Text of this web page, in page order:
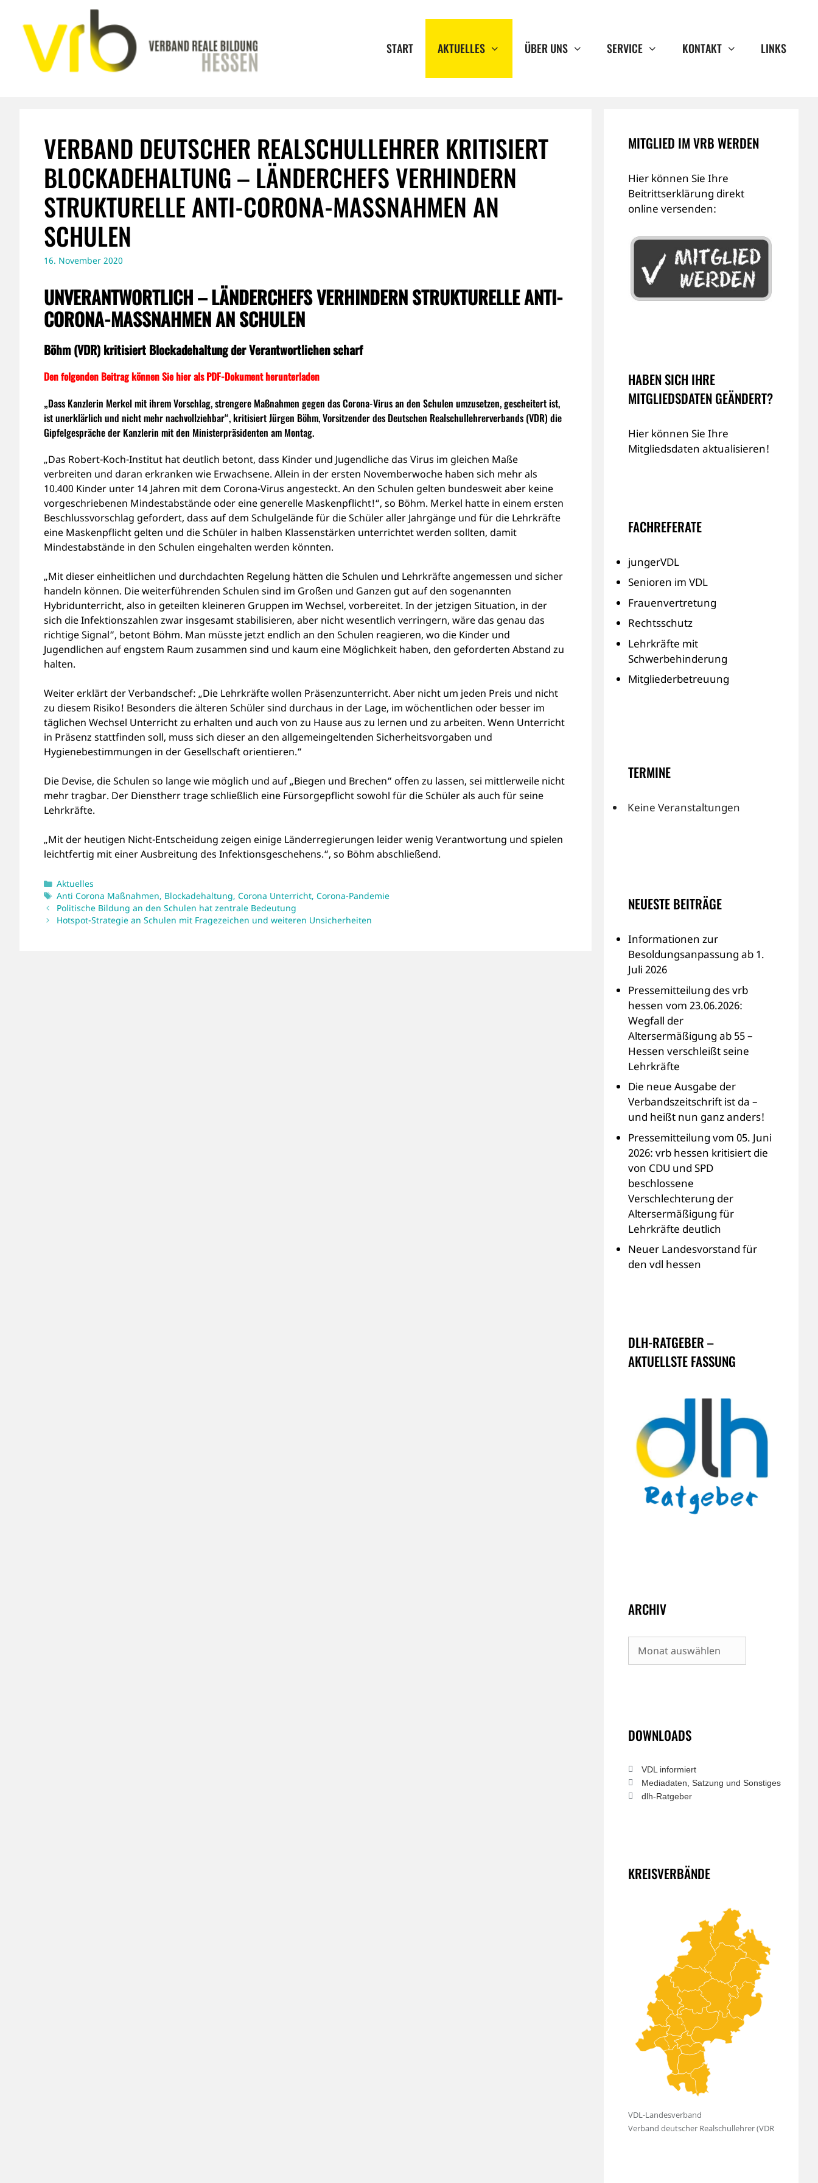
Inhalt
springen
START AKTUELLES ÜBER UNS SERVICE KONTAKT LINKS
VERBAND DEUTSCHER REALSCHULLEHRER KRITISIERT
BLOCKADEHALTUNG – LÄNDERCHEFS VERHINDERN
STRUKTURELLE ANTI-CORONA-MASSNAHMEN AN S
CHULEN
16. November 2020
UNVERANTWORTLICH – LÄNDERCHEFS VERHINDERN STRUKTURELLE ANTI-
CORONA-MASSNAHMEN AN SCHULEN
Böhm (VDR) kritisiert Blockadehaltung der Verantwortlichen scharf
Den folgenden Beitrag können Sie hier als PDF-Dokument herunterladen
„Dass Kanzlerin Merkel mit ihrem Vorschlag, strengere Maßnahmen gegen das Corona-Virus an den Schulen umzusetzen, gescheitert ist,
ist unerklärlich und nicht mehr nachvollziehbar“, kritisiert Jürgen Böhm, Vorsitzender des Deutschen Realschullehrerverbands (VDR) die
Gipfelgespräche der Kanzlerin mit den Ministerpräsidenten am Montag.
„Das Robert-Koch-Institut hat deutlich betont, dass Kinder und Jugendliche das Virus im gleichen Maße
verbreiten und daran erkranken wie Erwachsene. Allein in der ersten Novemberwoche haben sich mehr als
10.400 Kinder unter 14 Jahren mit dem Corona-Virus angesteckt. An den Schulen gelten bundesweit aber keine
vorgeschriebenen Mindestabstände oder eine generelle Maskenpflicht!“, so Böhm. Merkel hatte in einem ersten
Beschlussvorschlag gefordert, dass auf dem Schulgelände für die Schüler aller Jahrgänge und für die Lehrkräfte
eine Maskenpflicht gelten und die Schüler in halben Klassenstärken unterrichtet werden sollten, damit
Mindestabstände in den Schulen eingehalten werden könnten.
„Mit dieser einheitlichen und durchdachten Regelung hätten die Schulen und Lehrkräfte angemessen und sicher
handeln können. Die weiterführenden Schulen sind im Großen und Ganzen gut auf den sogenannten
Hybridunterricht, also in geteilten kleineren Gruppen im Wechsel, vorbereitet. In der jetzigen Situation, in der
sich die Infektionszahlen zwar insgesamt stabilisieren, aber nicht wesentlich verringern, wäre das genau das
richtige Signal“, betont Böhm. Man müsste jetzt endlich an den Schulen reagieren, wo die Kinder und
Jugendlichen auf engstem Raum zusammen sind und kaum eine Möglichkeit haben, den geforderten Abstand zu
halten.
Weiter erklärt der Verbandschef: „Die Lehrkräfte wollen Präsenzunterricht. Aber nicht um jeden Preis und nicht
zu diesem Risiko! Besonders die älteren Schüler sind durchaus in der Lage, im wöchentlichen oder besser im
täglichen Wechsel Unterricht zu erhalten und auch von zu Hause aus zu lernen und zu arbeiten. Wenn Unterricht
in Präsenz stattfinden soll, muss sich dieser an den allgemeingeltenden Sicherheitsvorgaben und
Hygienebestimmungen in der Gesellschaft orientieren.“
Die Devise, die Schulen so lange wie möglich und auf „Biegen und Brechen“ offen zu lassen, sei mittlerweile nicht
mehr tragbar. Der Dienstherr trage schließlich eine Fürsorgepflicht sowohl für die Schüler als auch für seine
Lehrkräfte.
„Mit der heutigen Nicht-Entscheidung zeigen einige Länderregierungen leider wenig Verantwortung und spielen
leichtfertig mit einer Ausbreitung des Infektionsgeschehens.“, so Böhm abschließend.
Kategorien
Aktuelles
Schlagwörter
Anti Corona Maßnahmen, Blockadehaltung,Corona Unterricht,Corona-Pandemie
Politische Bildung an den Schulen hat zentrale Bedeutung
Hotspot-Strategie an Schulen mit Fragezeichen und weiteren Unsicherheiten
MITGLIED IM VRB WERDEN
Hier können Sie Ihre
Beitrittserklärung direkt
online versenden:
HABEN SICH IHRE
MITGLIEDSDATEN GEÄNDERT?
Hier können Sie Ihre
Mitgliedsdaten aktualisieren!
FACHREFERATE
jungerVDL
Senioren im VDL
Frauenvertretung
Rechtsschutz
Lehrkräfte mit
Schwerbehinderung
Mitgliederbetreuung
TERMINE
Keine Veranstaltungen
NEUESTE BEITRÄGE
Informationen zur
Besoldungsanpassung ab 1.
Juli 2026
Pressemitteilung des vrb
hessen vom 23.06.2026:
Wegfall der
Altersermäßigung ab 55 –
Hessen verschleißt seine
Lehrkräfte
Die neue Ausgabe der
Verbandszeitschrift ist da –
und heißt nun ganz anders!
Pressemitteilung vom 05. Juni
2026: vrb hessen kritisiert die
von CDU und SPD
beschlossene
Verschlechterung der
Altersermäßigung für
Lehrkräfte deutlich
Neuer Landesvorstand für
den vdl hessen
DLH-RATGEBER –
AKTUELLSTE FASSUNG
ARCHIV
Archiv
DOWNLOADS
VDL informiert
Mediadaten, Satzung und Sonstiges
dlh-Ratgeber
KREISVERBÄNDE